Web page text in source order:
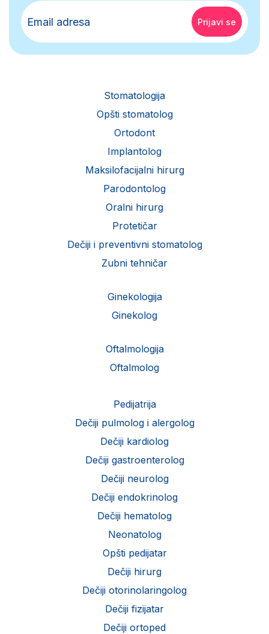
Stomatologija
Opšti stomatolog
Ortodont
Implantolog
Maksilofacijalni hirurg
Parodontolog
Oralni hirurg
Protetičar
Dečiji i preventivni stomatolog
Zubni tehničar
Ginekologija
Ginekolog
Oftalmologija
Oftalmolog
Pedijatrija
Dečiji pulmolog i alergolog
Dečiji kardiolog
Dečiji gastroenterolog
Dečiji neurolog
Dečiji endokrinolog
Dečiji hematolog
Neonatolog
Opšti pedijatar
Dečiji hirurg
Dečiji otorinolaringolog
Dečiji fizijatar
Dečiji ortoped